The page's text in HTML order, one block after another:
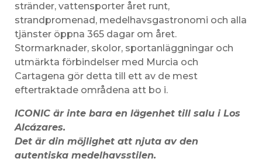
stränder, vattensporter året runt,
strandpromenad, medelhavsgastronomi och alla
tjänster öppna 365 dagar om året.
Stormarknader, skolor, sportanläggningar och
utmärkta förbindelser med Murcia och
Cartagena gör detta till ett av de mest
eftertraktade områdena att bo i.
ICONIC är inte bara en lägenhet till salu i Los
Alcázares.
Det är din möjlighet att njuta av den
autentiska medelhavsstilen.